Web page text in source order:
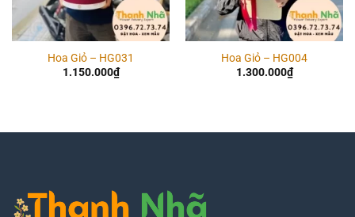
Hoa Giỏ – HG031
1.150.000₫
Hoa Giỏ – HG004
1.300.000₫